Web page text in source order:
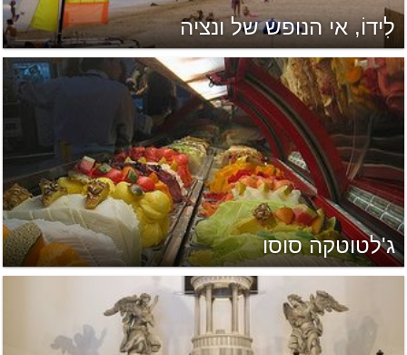
לִידוֹ, אי הנופש של ונציה
ג'לטוטקה סוסו